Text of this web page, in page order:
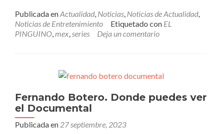
Publicada enActualidad, Noticias, Noticias de Actualidad,
Noticias de Entretenimiento
Etiquetado con EL
PINGUINO,mex,series Deja un comentario
Fernando Botero. Donde puedes ver
el Documental
Publicada en 27 septiembre, 2023